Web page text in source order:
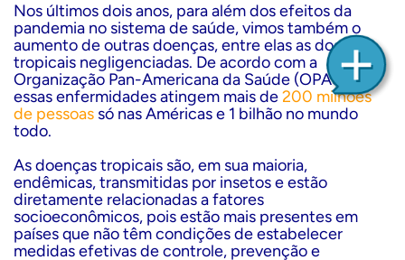
Nos últimos dois anos, para além dos efeitos da
pandemia no sistema de saúde, vimos também o
aumento de outras doenças, entre elas as doenças
tropicais negligenciadas. De acordo com a
Organização Pan-Americana da Saúde (OPAS),
essas enfermidades atingem mais de200 milhões
de pessoas só nas Américas e 1 bilhão no mundo
todo.
As doenças tropicais são, em sua maioria,
endêmicas, transmitidas por insetos e estão
diretamente relacionadas a fatores
socioeconômicos, pois estão mais presentes em
países que não têm condições de estabelecer
medidas efetivas de controle, prevenção e